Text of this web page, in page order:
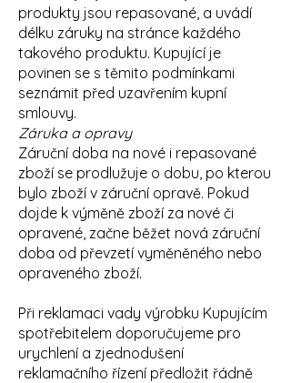
produkty jsou repasované, a uvádí
délku záruky na stránce každého
takového produktu. Kupující je
povinen se s těmito podmínkami
seznámit před uzavřením kupní
smlouvy.
Záruka a opravy
Záruční doba na nové i repasované
zboží se prodlužuje o dobu, po kterou
bylo zboží v záruční opravě. Pokud
dojde k výměně zboží za nové či
opravené, začne běžet nová záruční
doba od převzetí vyměněného nebo
opraveného zboží.
Při reklamaci vady výrobku Kupujícím
spotřebitelem doporučujeme pro
urychlení a zjednodušení
reklamačního řízení předložit řádně